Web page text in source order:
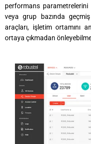
performans
veya grup bazında
araçları, işletim ortamını
ortaya çıkmadan